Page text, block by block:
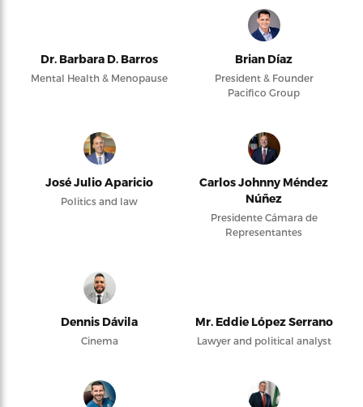
Dr. Barbara D. Barros
Mental Health & Menopause
Brian Díaz
President & Founder
Pacifico Group
José Julio Aparicio
Politics and law
Carlos Johnny Méndez
Núñez
Presidente Cámara de
Representantes
Dennis Dávila
Cinema
Mr. Eddie López Serrano
Lawyer and political analyst